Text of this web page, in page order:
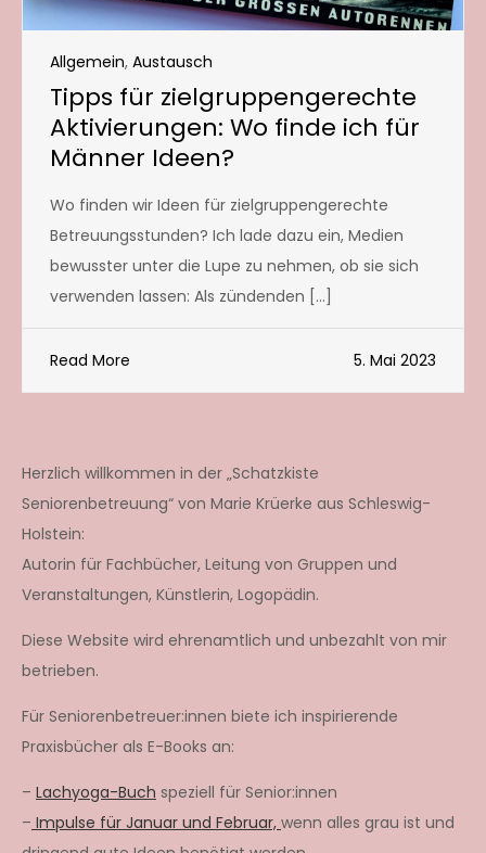
Allgemein, Austausch
Tipps für zielgruppengerechte
Aktivierungen: Wo finde ich für
Männer Ideen?
Wo finden wir Ideen für zielgruppengerechte
Betreuungsstunden? Ich lade dazu ein, Medien
bewusster unter die Lupe zu nehmen, ob sie sich
verwenden lassen: Als zündenden […]
Read More 5. Mai 2023
Herzlich willkommen in der „Schatzkiste
Seniorenbetreuung“ von Marie Krüerke aus Schleswig-
Holstein:
Autorin für Fachbücher, Leitung von Gruppen und
Veranstaltungen, Künstlerin, Logopädin.
Diese Website wird ehrenamtlich und unbezahlt von mir
betrieben.
Für Seniorenbetreuer:innen biete ich inspirierende
Praxisbücher als E-Books an:
– Lachyoga-Buch speziell für Senior:innen
– Impulse für Januar und Februar, wenn alles grau ist und